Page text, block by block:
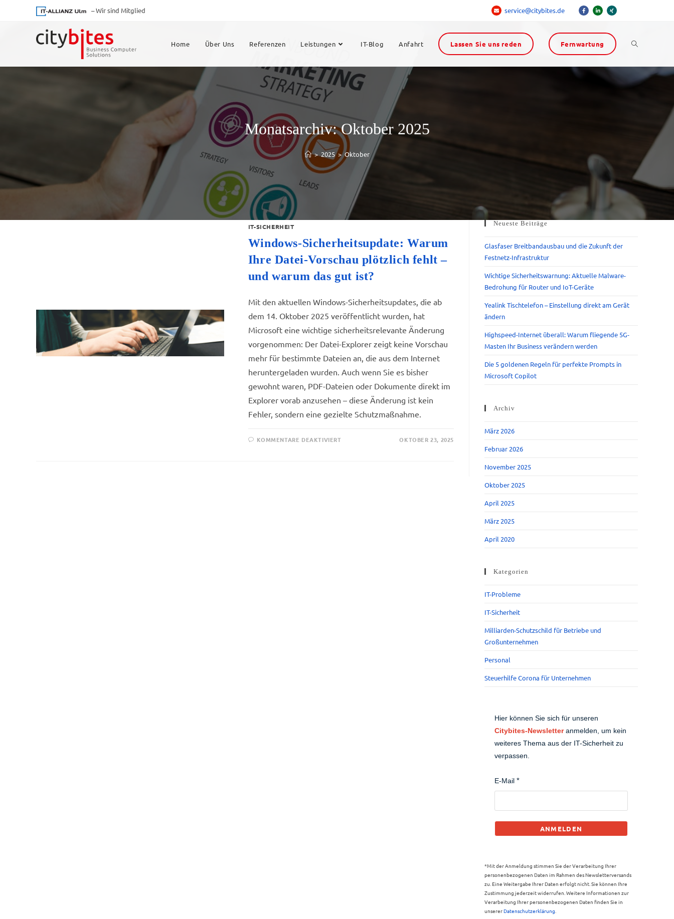
– Wir sind Mitglied service@citybites.de
Home Über Uns Referenzen Leistungen IT-Blog Anfahrt Lassen Sie uns reden Fernwartung
Monatsarchiv: Oktober 2025
> 2025 > Oktober
IT-SICHERHEIT
Windows-Sicherheitsupdate: Warum
Ihre Datei-Vorschau plötzlich fehlt –
und warum das gut ist?
Mit den aktuellen Windows-Sicherheitsupdates, die ab
dem 14. Oktober 2025 veröffentlicht wurden, hat
Microsoft eine wichtige sicherheitsrelevante Änderung
vorgenommen: Der Datei-Explorer zeigt keine Vorschau
mehr für bestimmte Dateien an, die aus dem Internet
heruntergeladen wurden. Auch wenn Sie es bisher
gewohnt waren, PDF-Dateien oder Dokumente direkt im
Explorer vorab anzusehen – diese Änderung ist kein
Fehler, sondern eine gezielte Schutzmaßnahme.
KOMMENTARE DEAKTIVIERT OKTOBER 23, 2025
Neueste Beiträge
Glasfaser Breitbandausbau und die Zukunft der
Festnetz-Infrastruktur
Wichtige Sicherheitswarnung: Aktuelle Malware-
Bedrohung für Router und IoT-Geräte
Yealink Tischtelefon – Einstellung direkt am Gerät
ändern
Highspeed-Internet überall: Warum fliegende 5G-
Masten Ihr Business verändern werden
Die 5 goldenen Regeln für perfekte Prompts in
Microsoft Copilot
Archiv
März 2026
Februar 2026
November 2025
Oktober 2025
April 2025
März 2025
April 2020
Kategorien
IT-Probleme
IT-Sicherheit
Milliarden-Schutzschild für Betriebe und
Großunternehmen
Personal
Steuerhilfe Corona für Unternehmen
Hier können Sie sich für unseren
Citybites-Newsletteranmelden, um kein
weiteres Thema aus der IT-Sicherheit zu
verpassen.
E-Mail
ANMELDEN
*Mit der Anmeldung stimmen Sie der Verarbeitung Ihrer
personenbezogenen Daten im Rahmen des Newsletterversands
zu. Eine Weitergabe Ihrer Daten erfolgt nicht. Sie können Ihre
Zustimmung jederzeit widerrufen. Weitere Informationen zur
Verarbeitung Ihrer personenbezogenen Daten finden Sie in
unsererDatenschutzerklärung.